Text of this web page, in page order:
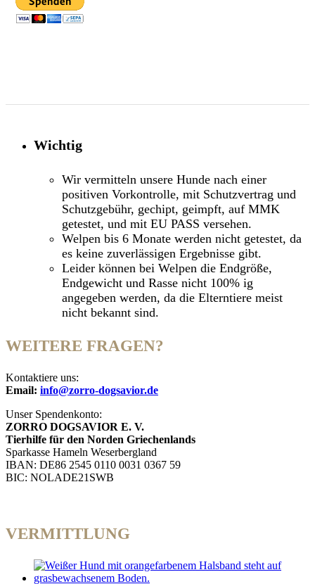
Wichtig
Wir vermitteln unsere Hunde nach einer
positiven Vorkontrolle, mit Schutzvertrag und
Schutzgebühr, gechipt, geimpft, auf MMK
getestet, und mit EU PASS versehen.
Welpen bis 6 Monate werden nicht getestet, da
es keine zuverlässigen Ergebnisse gibt.
Leider können bei Welpen die Endgröße,
Endgewicht und Rasse nicht 100% ig
angegeben werden, da die Elterntiere meist
nicht bekannt sind.
WEITERE FRAGEN?
Kontaktiere uns:
Email: info@zorro-dogsavior.de
Unser Spendenkonto:
ZORRO DOGSAVIOR E. V.
Tierhilfe für den Norden Griechenlands
Sparkasse Hameln Weserbergland
IBAN: DE86 2545 0110 0031 0367 59
BIC: NOLADE21SWB
VERMITTLUNG